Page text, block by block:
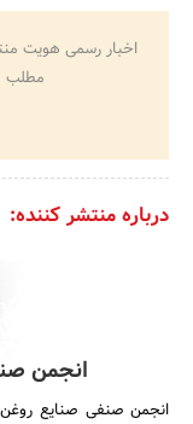
اخبار رسمی هویت
مطلب
درباره منتشر کننده:
انجمن